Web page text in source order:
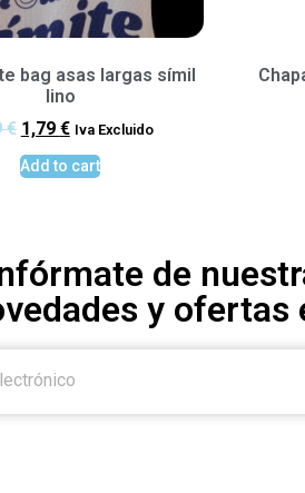
bag asas largas símil
lino
€ 1,79 € Iva Excluido
Add to cart
de
y ofertas